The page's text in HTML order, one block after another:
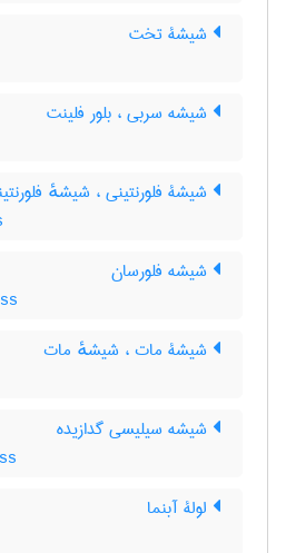
شیشۀ تخت
شیشه سربی ، بلور فلینت
شیشۀ فلورنتینی ، شیشهٔ
شیشه فلورسان
شیشۀ مات ، شیشهٔ مات
شیشه سیلیسی گدازیده
لولۀ آبنما